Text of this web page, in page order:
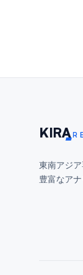
KIRA
東南アジ
豊富なア